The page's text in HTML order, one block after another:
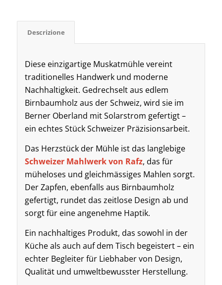
Descrizione
Diese einzigartige Muskatmühle vereint
traditionelles Handwerk und moderne
Nachhaltigkeit. Gedrechselt aus edlem
Birnbaumholz aus der Schweiz, wird sie im
Berner Oberland mit Solarstrom gefertigt –
ein echtes Stück Schweizer Präzisionsarbeit.
Das Herzstück der Mühle ist das langlebige
Schweizer Mahlwerk von Rafz, das für
müheloses und gleichmässiges Mahlen sorgt.
Der Zapfen, ebenfalls aus Birnbaumholz
gefertigt, rundet das zeitlose Design ab und
sorgt für eine angenehme Haptik.
Ein nachhaltiges Produkt, das sowohl in der
Küche als auch auf dem Tisch begeistert – ein
echter Begleiter für Liebhaber von Design,
Qualität und umweltbewusster Herstellung.